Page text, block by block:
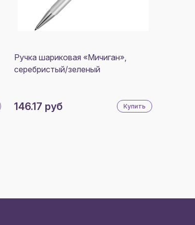
Ручка шариковая «Мичиган»,
серебристый/зеленый
146.17 руб Купить